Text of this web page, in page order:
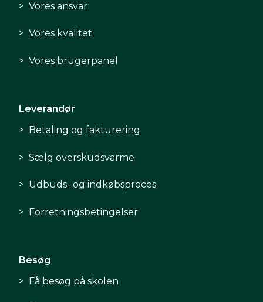
Vores ansvar
Vores kvalitet
Vores brugerpanel
Leverandør
Betaling og fakturering
Sælg overskudsvarme
Udbuds- og indkøbsproces
Forretningsbetingelser
Besøg
Få besøg på skolen